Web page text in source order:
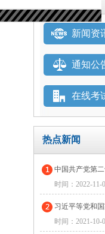
新闻资
通知公
在线考
热点新闻
中国共产党第
时间：2022-11-
习近平等党和
时间：2021-10-